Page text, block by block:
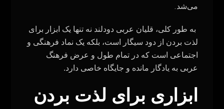
می‌شد.
به طور کلی، قلیان عربی دودلند نه تنها یک ابزار برای
لذت بردن از دود سیگار است، بلکه یک نماد فرهنگی و
اجتماعی است که در تمام طول و عرض فرهنگ
عربی به یادگار مانده و جایگاه خاصی دارد.
ابزاری برای لذت بردن